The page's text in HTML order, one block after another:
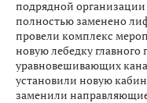
подрядной организации
полностью заменено
провели комплекс
новую лебедку главного
уравновешивающих
установили новую
заменили